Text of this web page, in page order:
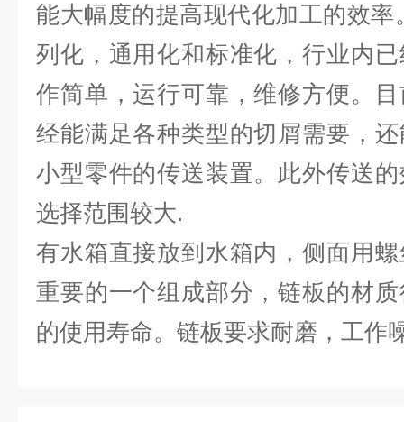
能大幅度的提高现代化加工的效率
列化，通用化和标准化，行业内
作简单，运行可靠，维修方便。
经能满足各种类型的切屑需要，
小型零件的传送装置。此外传送
选择范围较大.
有水箱直接放到水箱内，侧面用
重要的一个组成部分，链板的材
的使用寿命。链板要求耐磨，工作